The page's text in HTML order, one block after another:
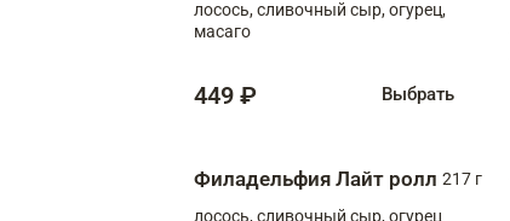
лосось, сливочный сыр, огурец,
масаго
449 ₽ Выбрать
Филадельфия Лайт ролл 217 г
лосось, сливочный сыр, огурец